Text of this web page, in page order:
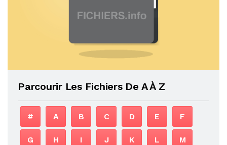
Parcourir Les Fichiers De A À Z
# A B C D E F
G H I J K L M